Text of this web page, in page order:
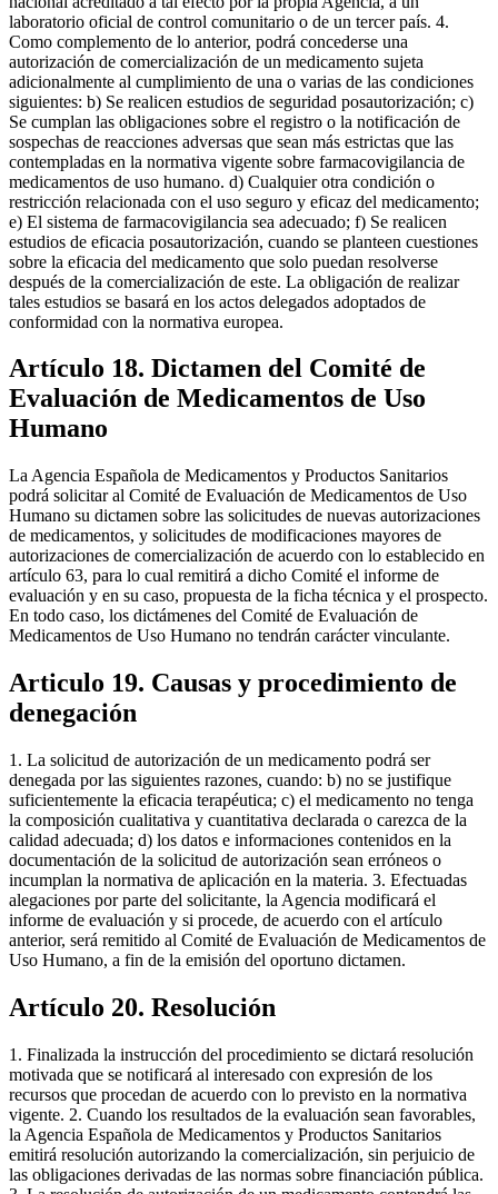
laboratorio oficial de control comunitario o de un tercer país. 4.
Como complemento de lo anterior, podrá concederse una
autorización de comercialización de un medicamento sujeta
adicionalmente al cumplimiento de una o varias de las condiciones
siguientes: b) Se realicen estudios de seguridad posautorización; c)
Se cumplan las obligaciones sobre el registro o la notificación de
sospechas de reacciones adversas que sean más estrictas que las
contempladas en la normativa vigente sobre farmacovigilancia de
medicamentos de uso humano. d) Cualquier otra condición o
restricción relacionada con el uso seguro y eficaz del medicamento;
e) El sistema de farmacovigilancia sea adecuado; f) Se realicen
estudios de eficacia posautorización, cuando se planteen cuestiones
sobre la eficacia del medicamento que solo puedan resolverse
después de la comercialización de este. La obligación de realizar
tales estudios se basará en los actos delegados adoptados de
conformidad con la normativa europea.
Artículo 18. Dictamen del Comité de
Evaluación de Medicamentos de Uso
Humano
La Agencia Española de Medicamentos y Productos Sanitarios
podrá solicitar al Comité de Evaluación de Medicamentos de Uso
Humano su dictamen sobre las solicitudes de nuevas autorizaciones
de medicamentos, y solicitudes de modificaciones mayores de
autorizaciones de comercialización de acuerdo con lo establecido en
artículo 63, para lo cual remitirá a dicho Comité el informe de
evaluación y en su caso, propuesta de la ficha técnica y el prospecto.
En todo caso, los dictámenes del Comité de Evaluación de
Medicamentos de Uso Humano no tendrán carácter vinculante.
Articulo 19. Causas y procedimiento de
denegación
1. La solicitud de autorización de un medicamento podrá ser
denegada por las siguientes razones, cuando: b) no se justifique
suficientemente la eficacia terapéutica; c) el medicamento no tenga
la composición cualitativa y cuantitativa declarada o carezca de la
calidad adecuada; d) los datos e informaciones contenidos en la
documentación de la solicitud de autorización sean erróneos o
incumplan la normativa de aplicación en la materia. 3. Efectuadas
alegaciones por parte del solicitante, la Agencia modificará el
informe de evaluación y si procede, de acuerdo con el artículo
anterior, será remitido al Comité de Evaluación de Medicamentos de
Uso Humano, a fin de la emisión del oportuno dictamen.
Artículo 20. Resolución
1. Finalizada la instrucción del procedimiento se dictará resolución
motivada que se notificará al interesado con expresión de los
recursos que procedan de acuerdo con lo previsto en la normativa
vigente. 2. Cuando los resultados de la evaluación sean favorables,
la Agencia Española de Medicamentos y Productos Sanitarios
emitirá resolución autorizando la comercialización, sin perjuicio de
las obligaciones derivadas de las normas sobre financiación pública.